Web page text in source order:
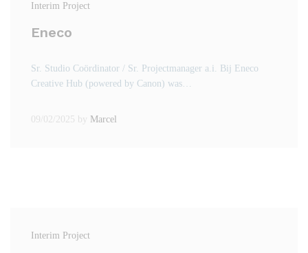
Interim Project
Eneco
Sr. Studio Coördinator / Sr. Projectmanager a.i. Bij Eneco
Creative Hub (powered by Canon) was…
09/02/2025 by Marcel
Interim Project